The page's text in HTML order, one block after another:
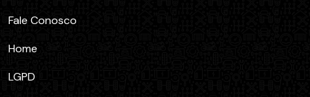
Fale Conosco
Home
LGPD